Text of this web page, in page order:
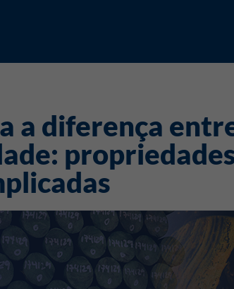
a diferença